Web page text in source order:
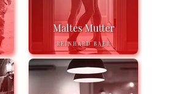
Maltes Mutter
REINHARD BAER